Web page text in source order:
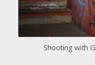
Shooting with